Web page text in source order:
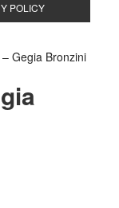
POLICY
Gegia Bronzini